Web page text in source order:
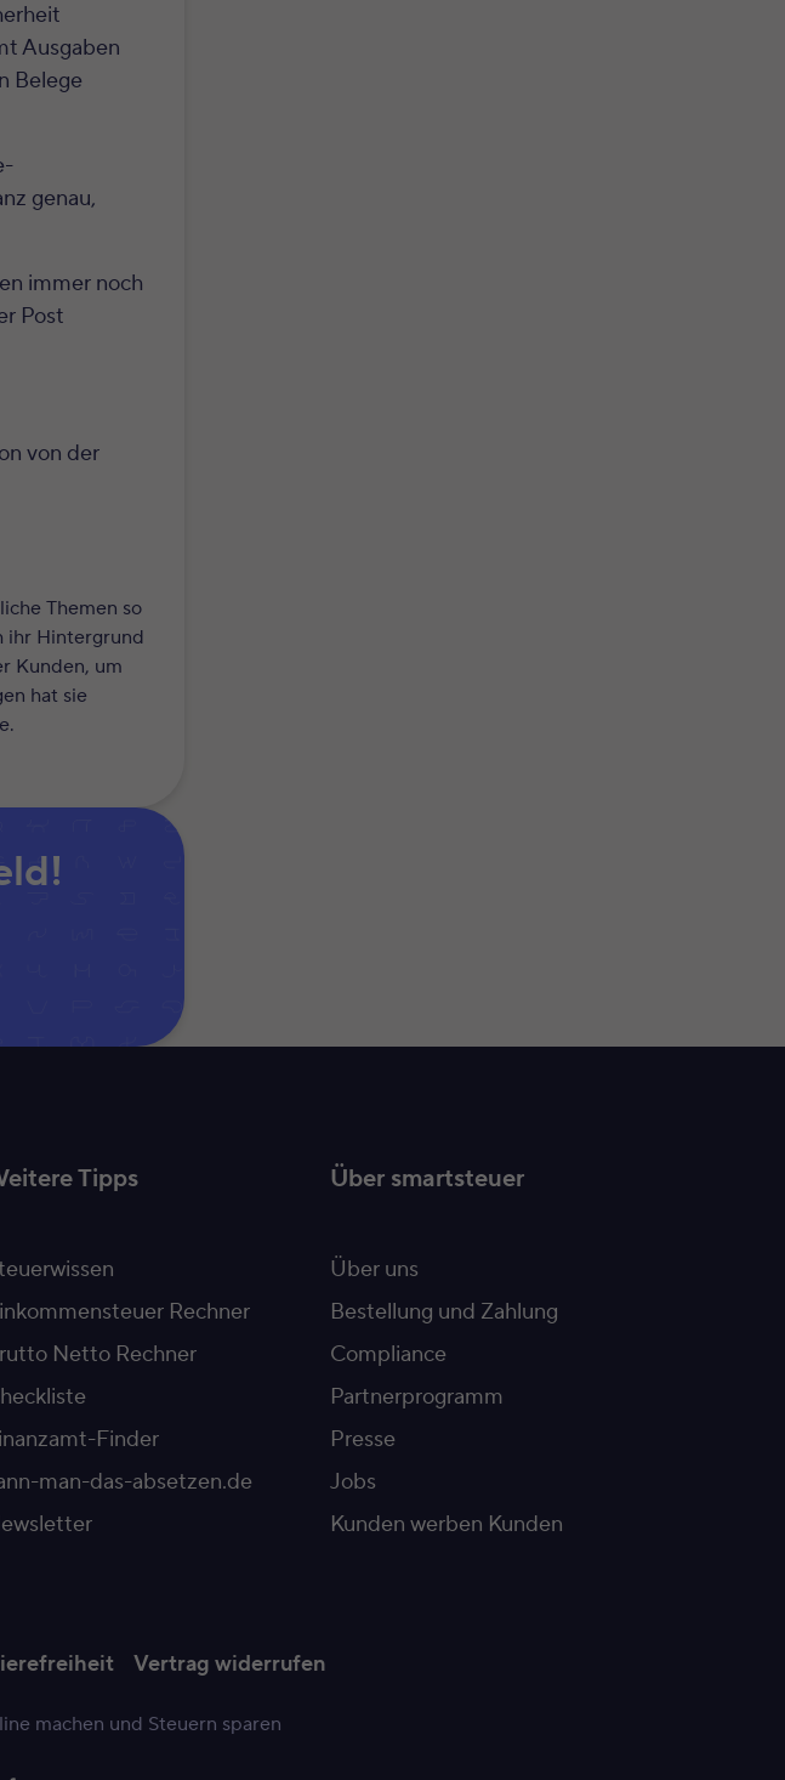
Ausgaben
Belege
genau,
immer noch
Post
von der
Themen so
ihr Hintergrund
Kunden, um
hat sie
Tipps
Rechner
Netto Rechner
Finder
man-das-absetzen.de
Über smartsteuer
Über uns
Bestellung und Zahlung
Compliance
Partnerprogramm
Presse
Jobs
Kunden werben Kunden
Vertrag widerrufen
machen und Steuern sparen